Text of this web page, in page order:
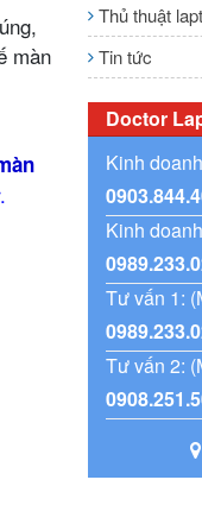
màn
Thủ thuật
Tin tức
Doctor
Kinh
Kinh
Tư vấn 1:
Tư vấn 2: